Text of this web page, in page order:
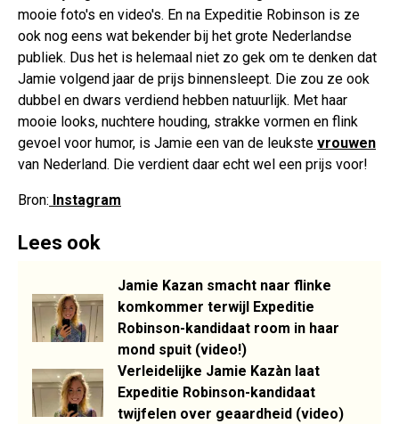
mooie foto's en video's. En na Expeditie Robinson is ze
ook nog eens wat bekender bij het grote Nederlandse
publiek. Dus het is helemaal niet zo gek om te denken dat
Jamie volgend jaar de prijs binnensleept. Die zou ze ook
dubbel en dwars verdiend hebben natuurlijk. Met haar
mooie looks, nuchtere houding, strakke vormen en flink
gevoel voor humor, is Jamie een van de leukste vrouwen
van Nederland. Die verdient daar echt wel een prijs voor!
Bron: Instagram
Lees ook
Jamie Kazan smacht naar flinke
komkommer terwijl Expeditie
Robinson-kandidaat room in haar
mond spuit (video!)
Verleidelijke Jamie Kazàn laat
Expeditie Robinson-kandidaat
twijfelen over geaardheid (video)